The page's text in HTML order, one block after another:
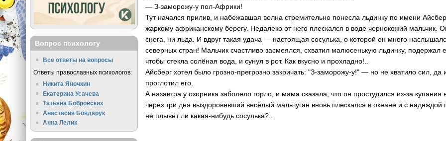
— З-заморожу-у пол-Африки!
Тут начался прилив, и набежавшая волна стремительно понесла льдинку по имени
жаркому африканскому берегу. Недалеко от него плескался в воде чернокожий мальчик.
снега, ни льда. И вдруг такая удача — настоящая сосулька, о которой он много
северных стран! Мальчик счастливо засмеялся, схватил малюсенькую льдинку, подержал
чтобы стекла солёная вода, и сунул в рот. Как вкусно и прохладно!..
Айсберг хотел было грозно-прегрозно закричать: "З-заморожу-у!" — но не хватило сил, да
проглотил его.
А назавтра у озорника заболело горло, и мама сказала, что он простудился из-за
через три дня выздоровевший весёлый мальчуган вновь плескался в океане и с
не плывёт ли какая-нибудь сосулька?..
Вопрос психологу
Все ответы на вопросы
Ответы православных психологов:
Никита Яночкин
Екатерина Усачева
Татьяна Бобровских
Анастасия Бондарук
Анна Лелик